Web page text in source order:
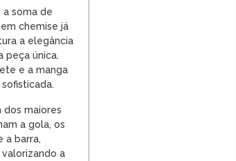
soma de
chemise já
a elegância
peça única.
e a manga
dos maiores
a gola, os
a barra,
a